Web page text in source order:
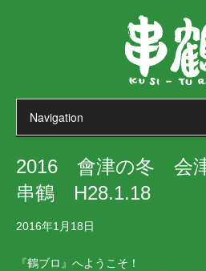
2016 會津の冬 会
串鶴 H28.1.18
2016年1月18日
『鶴ブロ』へようこそ！